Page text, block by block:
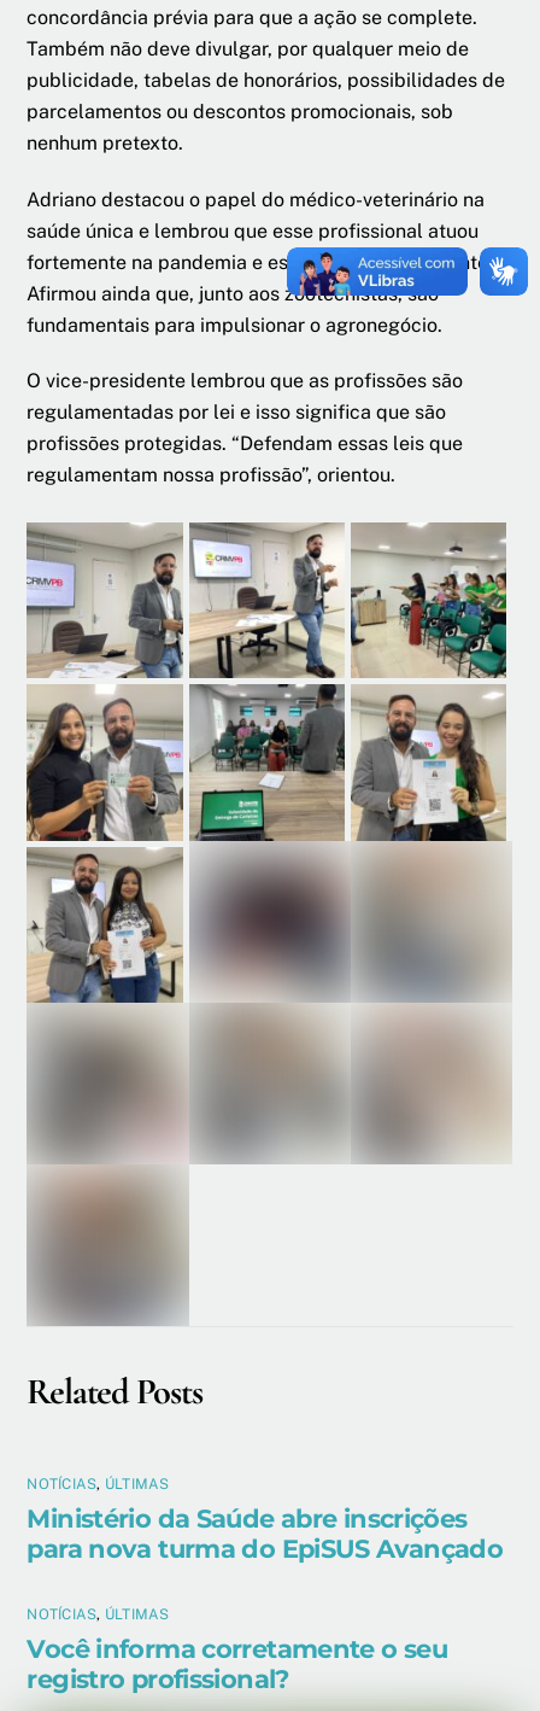
concordância prévia para que a ação se complete.
Também não deve divulgar, por qualquer meio de
publicidade, tabelas de honorários, possibilidades de
parcelamentos ou descontos promocionais, sob
nenhum pretexto.
Adriano destacou o papel do médico-veterinário na
saúde única e lembrou que esse profissional atuou
fortemente na pandemia e esteve na linha de frente.
Afirmou ainda que, junto aos zootecnistas, são
fundamentais para impulsionar o agronegócio.
O vice-presidente lembrou que as profissões são
regulamentadas por lei e isso significa que são
profissões protegidas. “Defendam essas leis que
regulamentam nossa profissão”, orientou.
Related Posts
NOTÍCIAS, ÚLTIMAS
Ministério da Saúde abre inscrições
para nova turma do EpiSUS Avançado
NOTÍCIAS, ÚLTIMAS
Você informa corretamente o seu
registro profissional?